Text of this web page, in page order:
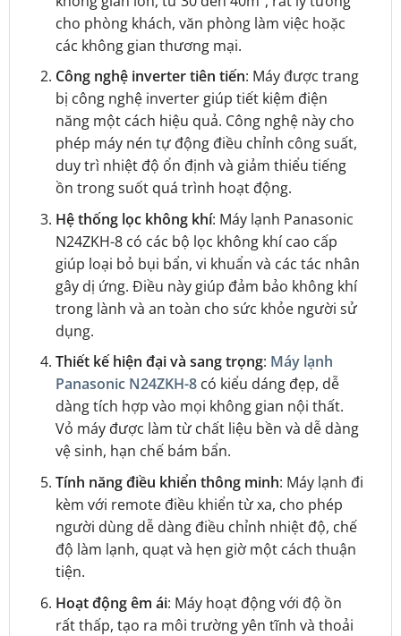
cho phòng khách, văn phòng làm việc hoặc
các không gian thương mại.
Công nghệ inverter tiên tiến: Máy được trang
bị công nghệ inverter giúp tiết kiệm điện
năng một cách hiệu quả. Công nghệ này cho
phép máy nén tự động điều chỉnh công suất,
duy trì nhiệt độ ổn định và giảm thiểu tiếng
ồn trong suốt quá trình hoạt động.
Hệ thống lọc không khí: Máy lạnh Panasonic
N24ZKH-8 có các bộ lọc không khí cao cấp
giúp loại bỏ bụi bẩn, vi khuẩn và các tác nhân
gây dị ứng. Điều này giúp đảm bảo không khí
trong lành và an toàn cho sức khỏe người sử
dụng.
Thiết kế hiện đại và sang trọng: Máy lạnh
Panasonic N24ZKH-8có kiểu dáng đẹp, dễ
dàng tích hợp vào mọi không gian nội thất.
Vỏ máy được làm từ chất liệu bền và dễ dàng
vệ sinh, hạn chế bám bẩn.
Tính năng điều khiển thông minh: Máy lạnh đi
kèm với remote điều khiển từ xa, cho phép
người dùng dễ dàng điều chỉnh nhiệt độ, chế
độ làm lạnh, quạt và hẹn giờ một cách thuận
tiện.
Hoạt động êm ái: Máy hoạt động với độ ồn
rất thấp, tạo ra môi trường yên tĩnh và thoải